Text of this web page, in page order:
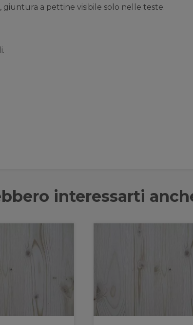
giuntura a pettine visibile solo nelle teste.
interessarti